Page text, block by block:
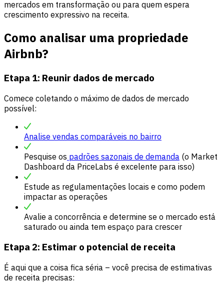
mercados em transformação ou para quem espera
crescimento expressivo na receita.
Como analisar uma propriedade
Airbnb?
Etapa 1: Reunir dados de mercado
Comece coletando o máximo de dados de mercado
possível:
Analise vendas comparáveis no bairro
Pesquise os padrões sazonais de demanda (o Market
Dashboard da PriceLabs é excelente para isso)
Estude as regulamentações locais e como podem
impactar as operações
Avalie a concorrência e determine se o mercado está
saturado ou ainda tem espaço para crescer
Etapa 2: Estimar o potencial de receita
É aqui que a coisa fica séria – você precisa de estimativas
de receita precisas: